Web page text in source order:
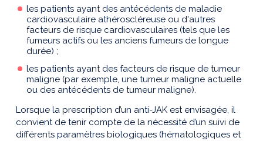
les patients ayant des antécédents de maladie
cardiovasculaire athéroscléreuse ou d'autres
facteurs de risque cardiovasculaires (tels que les
fumeurs actifs ou les anciens fumeurs de longue
durée) ;
les patients ayant des facteurs de risque de tumeur
maligne (par exemple, une tumeur maligne actuelle
ou des antécédents de tumeur maligne).
Lorsque la prescription d’un anti-JAK est envisagée, il
convient de tenir compte de la nécessité d’un suivi de
différents paramètres biologiques (hématologiques et